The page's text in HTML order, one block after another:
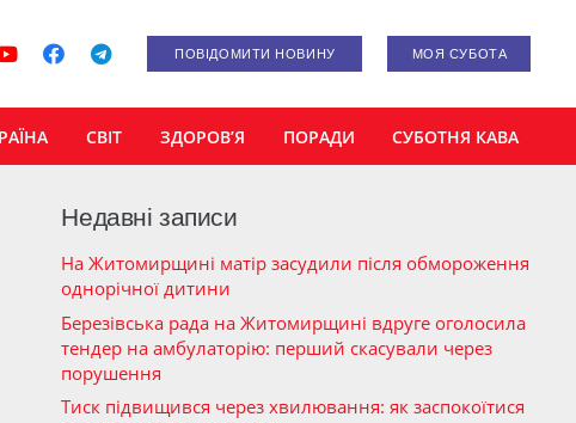
ПОВІДОМИТИ НОВИНУ МОЯ СУБОТА
СВІТ ЗДОРОВ’Я ПОРАДИ СУБОТНЯ КАВА
Недавні записи
На Житомирщині матір засудили після обмороження
однорічної дитини
Березівська рада на Житомирщині вдруге оголосила
тендер на амбулаторію: перший скасували через
порушення
Тиск підвищився через хвилювання: як заспокоїтися